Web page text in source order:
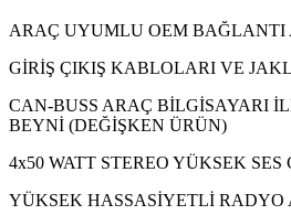
ARAÇ UYUMLU OEM BAĞLANTI
GİRİŞ ÇIKIŞ KABLOLARI VE
CAN-BUSS ARAÇ BİLGİSAYARI
BEYNİ (DEĞİŞKEN ÜRÜN)
4x50 WATT STEREO YÜKSEK
YÜKSEK HASSASİYETLİ RADYO